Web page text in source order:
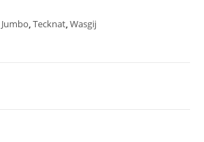
Jumbo,Tecknat,Wasgij